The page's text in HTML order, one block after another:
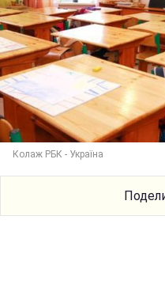
Колаж РБК - Україна